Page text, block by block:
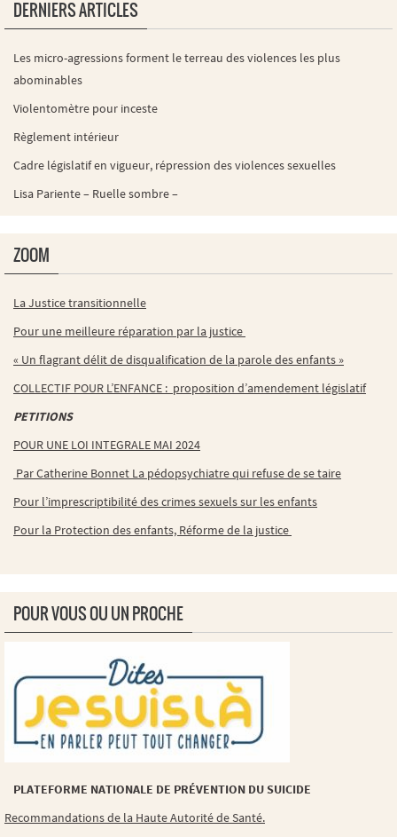
DERNIERS ARTICLES
Les micro-agressions forment le terreau des violences les plus
abominables
Violentomètre pour inceste
Règlement intérieur
Cadre législatif en vigueur, répression des violences sexuelles
Lisa Pariente – Ruelle sombre –
ZOOM
La Justice transitionnelle
Pour une meilleure réparation par la justice
« Un flagrant délit de disqualification de la parole des enfants »
COLLECTIF POUR L’ENFANCE : proposition d’amendement législatif
PETITIONS
POUR UNE LOI INTEGRALE MAI 2024
Par Catherine Bonnet La pédopsychiatre qui refuse de se taire
Pour l’imprescriptibilité des crimes sexuels sur les enfants
Pour la Protection des enfants, Réforme de la justice
POUR VOUS OU UN PROCHE
PLATEFORME NATIONALE DE PRÉVENTION DU SUICIDE
Recommandations de la Haute Autorité de Santé.